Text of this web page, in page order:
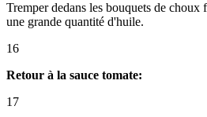
Tremper dedans les bouquets de choux
une grande quantité d'huile.
16
Retour à la sauce tomate:
17